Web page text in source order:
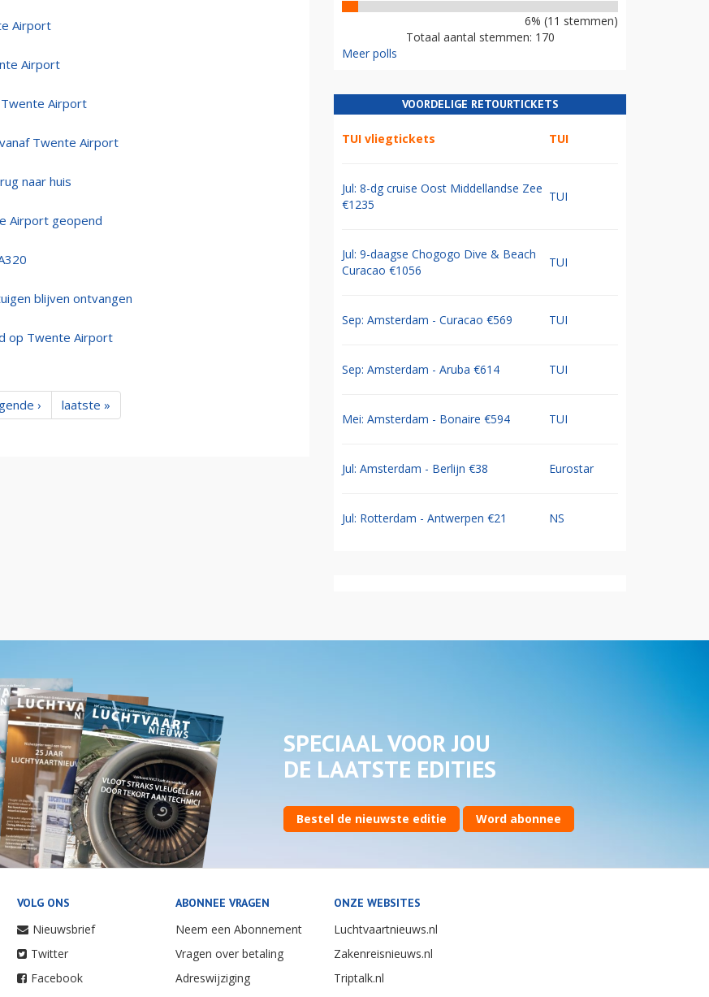
Airport
Airport
Twente Airport
Twente Airport
naar huis
Airport geopend
blijven ontvangen
op Twente Airport
› laatste »
6% (11 stemmen)
Totaal aantal stemmen: 170
Meer polls
VOORDELIGE RETOURTICKETS
TUI vliegtickets TUI
Jul: 8-dg cruise Oost Middellandse Zee
€1235
TUI
Jul: 9-daagse Chogogo Dive & Beach
Curacao €1056
TUI
Sep: Amsterdam - Curacao €569 TUI
Sep: Amsterdam - Aruba €614 TUI
Mei: Amsterdam - Bonaire €594 TUI
Jul: Amsterdam - Berlijn €38 Eurostar
Jul: Rotterdam - Antwerpen €21 NS
SPECIAAL VOOR JOU
DE LAATSTE EDITIES
Bestel de nieuwste editie Word abonnee
VOLG ONS
Nieuwsbrief
Twitter
Facebook
ABONNEE VRAGEN
Neem een Abonnement
Vragen over betaling
Adreswijziging
ONZE WEBSITES
Luchtvaartnieuws.nl
Zakenreisnieuws.nl
Triptalk.nl